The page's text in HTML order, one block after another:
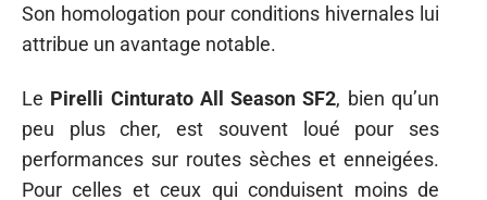
Son homologation pour conditions hivernales lui
attribue un avantage notable.
Le Pirelli Cinturato All Season SF2, bien qu’un
peu plus cher, est souvent loué pour ses
performances sur routes sèches et enneigées.
Pour celles et ceux qui conduisent moins de